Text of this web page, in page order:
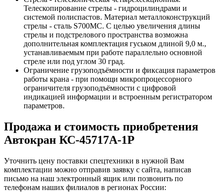
Телескопирование стрелы - гидроцилиндрами и
системой полиспастов. Материал металлоконструкций
стрелы - сталь S700MC. С целью увеличения длины
стрелы и подстрелового пространства возможна
дополнительная комплектация гуськом длиной 9,0 м.,
устанавливаемым при работе параллельно основной
стреле или под углом 30 град.
Ограничение грузоподъёмности и фиксация параметров
работы крана - при помощи микропроцессорного
ограничителя грузоподъёмности с цифровой
индикацией информации и встроенным регистратором
параметров.
Продажа и cтоимость приобретения
Автокран КС-45717А-1Р
Уточнить цену поставки спецтехники в нужной Вам
комплектации можно отправив заявку с сайта, написав
письмо на наш электронный ящик или позвонить по
телефонам наших филиалов в регионах России: